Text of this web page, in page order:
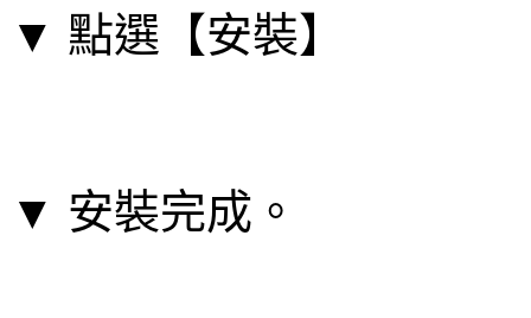
▼ 點選【安裝】
▼ 安裝完成。